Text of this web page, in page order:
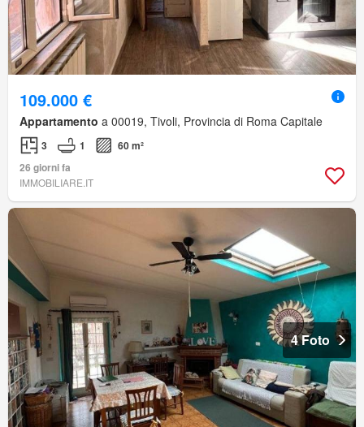
109.000 €
Appartamento a 00019, Tivoli, Provincia di Roma Capitale
3 1
60 m²
26 giorni fa
IMMOBILIARE.IT
4 Foto